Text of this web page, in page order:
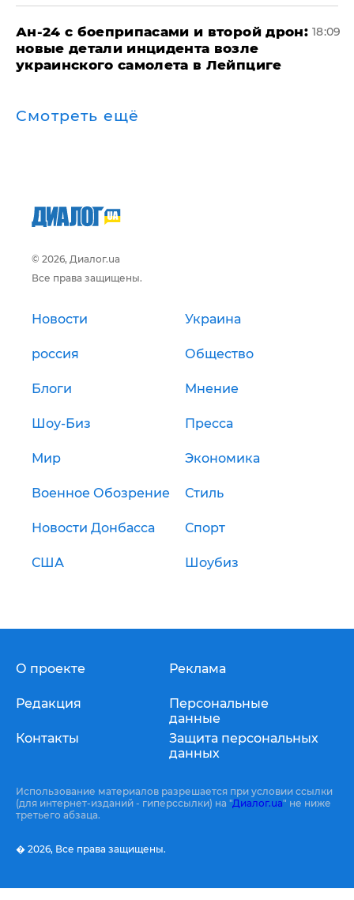
Ан-24 с боеприпасами и второй дрон:
новые детали инцидента возле
украинского самолета в Лейпциге
18:09
Смотреть ещё
© 2026, Диалог.ua
Все права защищены.
Новости Украина
россия Общество
Блоги Мнение
Шоу-Биз Пресса
Мир Экономика
Военное Обозрение Стиль
Новости Донбасса Спорт
США Шоубиз
О проекте
Редакция
Контакты
Реклама
Персональные
данные
Защита персональных
данных
Использование материалов разрешается при условии ссылки
(для интернет-изданий - гиперссылки) на "Диалог.ua" не ниже
третьего абзаца.
� 2026, Все права защищены.